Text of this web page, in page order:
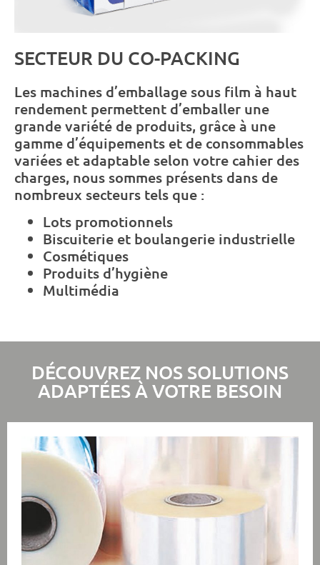
SECTEUR DU CO-PACKING
Les machines d’emballage sous film à haut
rendement permettent d’emballer une
grande variété de produits, grâce à une
gamme d’équipements et de consommables
variées et adaptable selon votre cahier des
charges, nous sommes présents dans de
nombreux secteurs tels que :
Lots promotionnels
Biscuiterie et boulangerie industrielle
Cosmétiques
Produits d’hygiène
Multimédia
DÉCOUVREZ NOS SOLUTIONS
ADAPTÉES À VOTRE BESOIN